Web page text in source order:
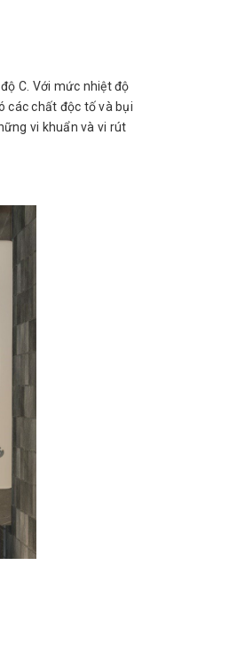
C. Với mức nhiệt độ
các chất độc tố và bụi
vi khuẩn và vi rút